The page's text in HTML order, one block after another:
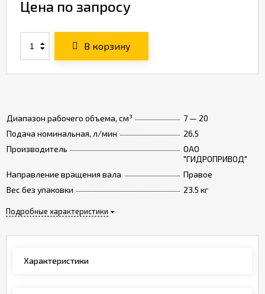
Диапазон рабочего объема, см³
7 — 20
Подача номинальная, л/мин
26.5
Производитель
ОАО
"ГИДРОПРИВОД"
Направление вращения вала
Правое
Вес без упаковки
23.5 кг
Подробные характеристики
Цена по запросу
В корзину
Характеристики